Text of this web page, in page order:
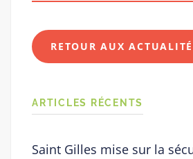
RETOUR AUX
ARTICLES RÉCENTS
Saint Gilles mise sur la